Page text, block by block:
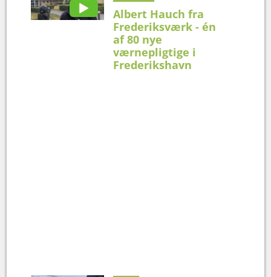
Albert Hauch fra
Frederiksværk - én
af 80 nye
værnepligtige i
Frederikshavn